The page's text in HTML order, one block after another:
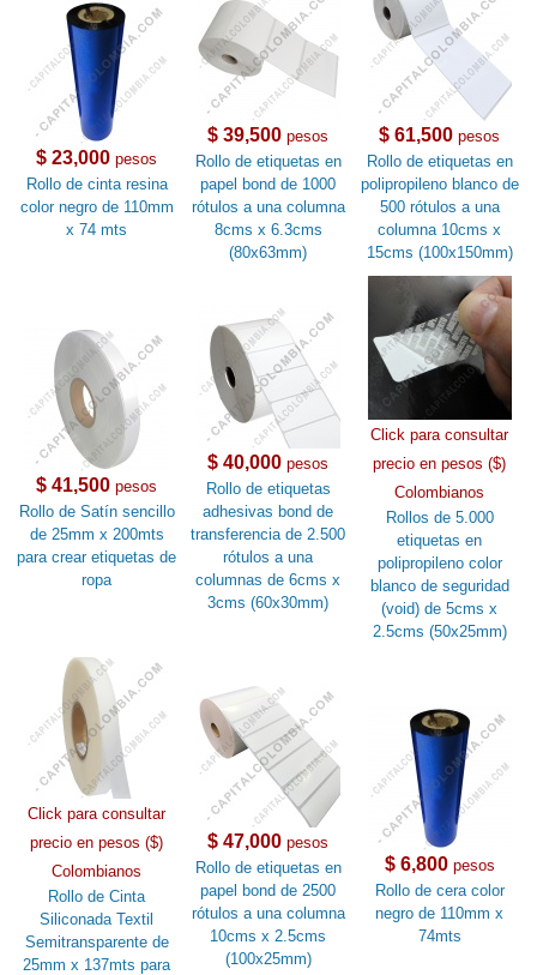
$ 23,000 pesos
Rollo de cinta resina
color negro de 110mm
x 74 mts
$ 39,500 pesos
Rollo de etiquetas en
papel bond de 1000
rótulos a una columna
8cms x 6.3cms
(80x63mm)
$ 61,500 pesos
Rollo de etiquetas en
polipropileno blanco de
500 rótulos a una
columna 10cms x
15cms (100x150mm)
$ 41,500 pesos
Rollo de Satín sencillo
de 25mm x 200mts
para crear etiquetas de
ropa
$ 40,000 pesos
Rollo de etiquetas
adhesivas bond de
transferencia de 2.500
rótulos a una
columnas de 6cms x
3cms (60x30mm)
Click para consultar
precio en pesos ($)
Colombianos
Rollos de 5.000
etiquetas en
polipropileno color
blanco de seguridad
(void) de 5cms x
2.5cms (50x25mm)
Click para consultar
precio en pesos ($)
Colombianos
Rollo de Cinta
Siliconada Textil
Semitransparente de
25mm x 137mts para
$ 47,000 pesos
Rollo de etiquetas en
papel bond de 2500
rótulos a una columna
10cms x 2.5cms
(100x25mm)
$ 6,800pesos
Rollo de cera color
negro de 110mm x
74mts